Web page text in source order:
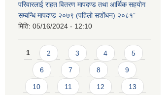
परिवारलाई राहत वितरण मापदण्ड तथा आर्थिक सहयोग
सम्बन्धि मापदण्ड २०७९ (पहिलो सशोंधन) २०८१”
मिति: 05/16/2024 - 12:10
Pages
1 2 3 4 5
6 7 8 9
10 11 12 13